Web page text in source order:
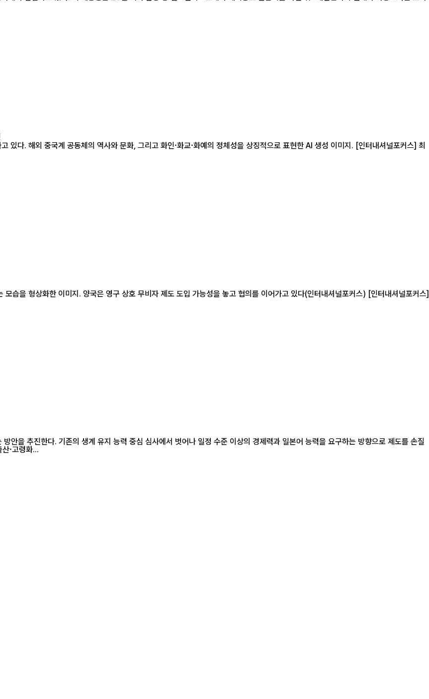
중국계 공동체의 역사와 문화, 그리고 화인·화교·화예의 정체성을 상징적으로 표현한 AI 생성 이미지. [인터내셔널포커스] 최
상화한 이미지. 양국은 영구 상호 무비자 제도 도입 가능성을 놓고 협의를 이어가고 있다(인터내셔널포커스) [인터내셔널포커스]
안을 추진한다. 기존의 생계 유지 능력 중심 심사에서 벗어나 일정 수준 이상의 경제력과 일본어 능력을 요구하는 방향으로 제도를 손질
·고령화...